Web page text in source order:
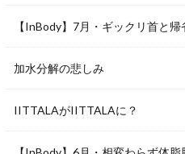
【InBody】7月・ギックリ首と帰
加水分解の悲しみ
IITTALAがIITTALAに？